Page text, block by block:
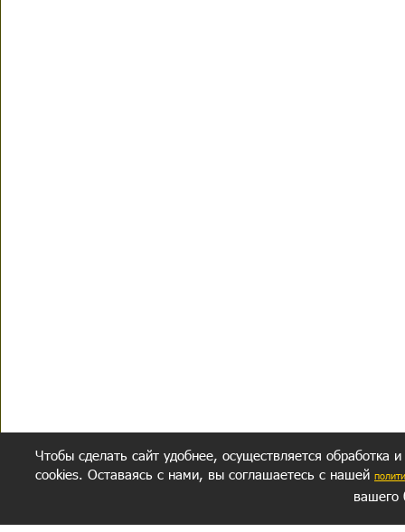
Чтобы сделать сайт удобнее, осуществляется обработка
cookies. Оставаясь с нами, вы соглашаетесь с нашей
вашего